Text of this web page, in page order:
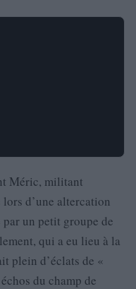
Méric, militant
d’une altercation
par un petit groupe de
qui a eu lieu à la
plein d’éclats de «
du champ de